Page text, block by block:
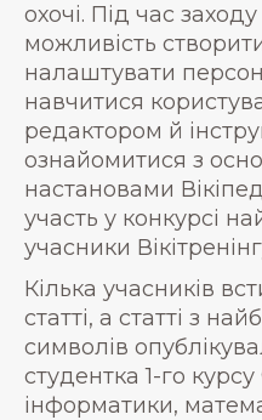
охочі. Під час
можливість
налаштувати
навчитися
редактором й
ознайомитися з
настановами
участь у конкурсі
учасники
Кілька учасників
статті, а статті з
символів
студентка 1-го
інформатики,